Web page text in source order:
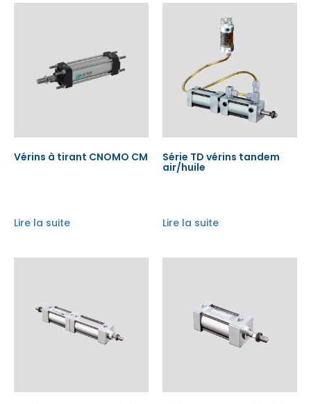
Vérins à tirant CNOMO CM
Lire la suite
Série TD vérins tandem
air/huile
Lire la suite